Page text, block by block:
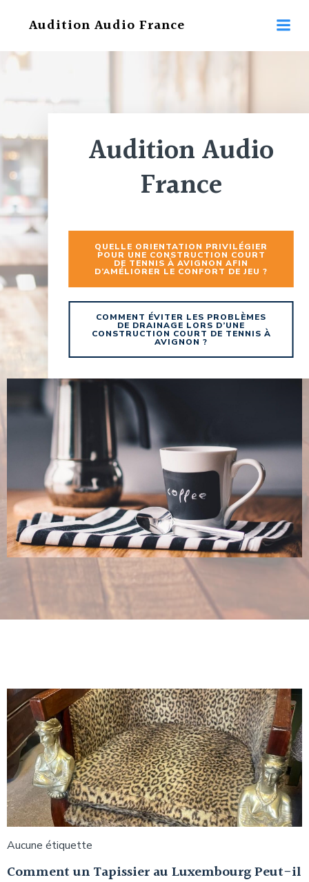
au
Audition Audio France
Audition Audio
France
QUELLE ORIENTATION PRIVILÉGIER
POUR UNE CONSTRUCTION COURT
DE TENNIS À AVIGNON AFIN
D’AMÉLIORER LE CONFORT DE JEU ?
COMMENT ÉVITER LES PROBLÈMES
DE DRAINAGE LORS D’UNE
CONSTRUCTION COURT DE TENNIS À
AVIGNON ?
Aucune étiquette
Comment un Tapissier au Luxembourg Peut-il